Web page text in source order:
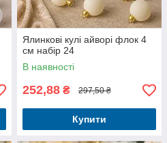
Ялинкові кулі айворі флок 4
см набір 24
В наявності
252,88 ₴ 297,50 ₴
Купити